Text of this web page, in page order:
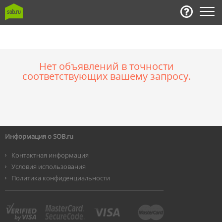
Нет объявлений в точности
соответствующих вашему запросу.
Информация о SOB.ru
Контактная информация
Условия использования
Политика конфиденциальности